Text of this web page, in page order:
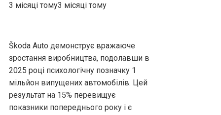
3 місяці тому3 місяці тому
Škoda Auto демонструє вражаюче
зростання виробництва, подолавши в
2025 році психологічну позначку 1
мільйон випущених автомобілів. Цей
результат на 15% перевищує
показники попереднього року і є